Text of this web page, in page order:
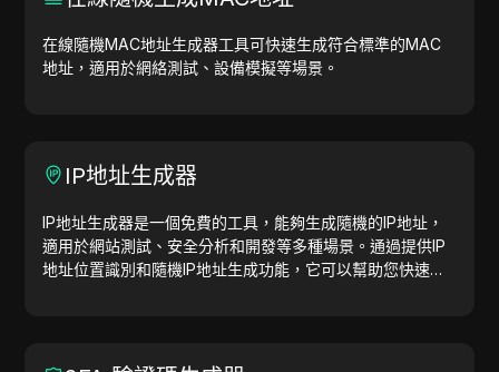
在線隨機MAC地址生成器工具可快速生成符合標準的MAC
地址，適用於網絡測試、設備模擬等場景。
IP地址生成器
IP地址生成器是一個免費的工具，能夠生成隨機的IP地址，
適用於網站測試、安全分析和開發等多種場景。通過提供IP
地址位置識別和隨機IP地址生成功能，它可以幫助您快速生